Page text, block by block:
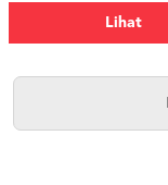
Lihat